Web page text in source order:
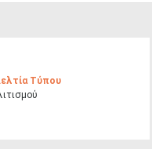
Τύπου